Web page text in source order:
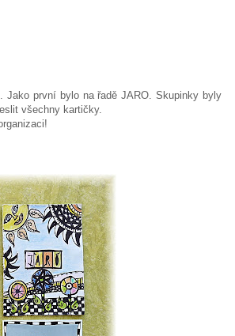
Jako první bylo na řadě JARO. Skupinky byly
všechny kartičky.